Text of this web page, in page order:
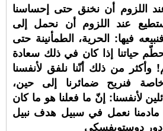
اللزوم أن نخنق حتى إحساسنا
عند اللزوم أن نحمل إلى
فيها: الحرية، الطمأنينة حتى
حياتنا إذا كان في ذلك سعادة
وأكثر من ذلك أنّنا نلفق لأنفسنا
فنريح ضمائرنا إلى حين،
لأنفسنا: إنّ ما فعلنا هو ما كان
مادمنا نعمل في سبيل هدف نبيل
دوستويفسكي